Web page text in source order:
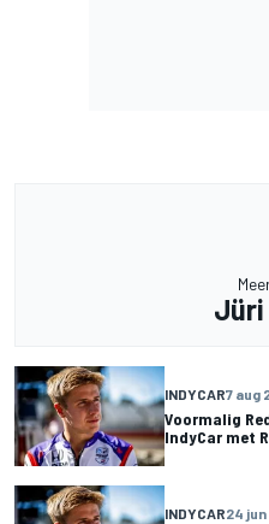
Jüri
INDYCAR7 aug
Voormalig
IndyCar met
INDYCAR24